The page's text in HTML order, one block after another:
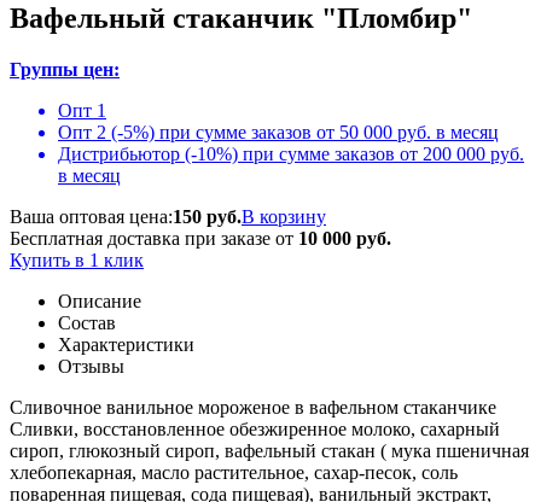
Вафельный стаканчик "Пломбир"
Группы цен:
Опт 1
Опт 2 (-5%) при сумме заказов от 50 000 руб. в месяц
Дистрибьютор (-10%) при сумме заказов от 200 000 руб.
в месяц
Ваша оптовая цена:150 руб.В корзину
Бесплатная доставка при заказе от 10 000 руб.
Купить в 1 клик
Описание
Состав
Характеристики
Отзывы
Сливочное ванильное мороженое в вафельном стаканчике
Сливки, восстановленное обезжиренное молоко, сахарный
сироп, глюкозный сироп, вафельный стакан ( мука пшеничная
хлебопекарная, масло растительное, сахар-песок, соль
поваренная пищевая, сода пищевая), ванильный экстракт,